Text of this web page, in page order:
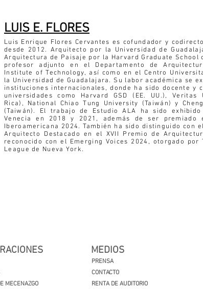
LUIS E. FLORES
Luis Enrique Flores Cervantes es cofundador y
desde 2012. Arquitecto por la Universidad de
Arquitectura de Paisaje por la Harvard Graduate School
profesor adjunto en el Departamento de
Institute of Technology, así como en el Centro
la Universidad de Guadalajara. Su labor académica se
instituciones internacionales, donde ha sido docente y
universidades como Harvard GSD (EE. UU.), Veritas
Rica), National Chiao Tung University (Taiwán) y
(Taiwán). El trabajo de Estudio ALA ha sido
Venecia en 2018 y 2021, además de ser premiado
Iberoamericana 2024. También ha sido distinguido con
Arquitecto Destacado en el XVII Premio de
reconocido con el Emerging Voices 2024, otorgado por
League de Nueva York.
MECENAZGO
MEDIOS
PRENSA
CONTACTO
RENTA DE AUDITORIO